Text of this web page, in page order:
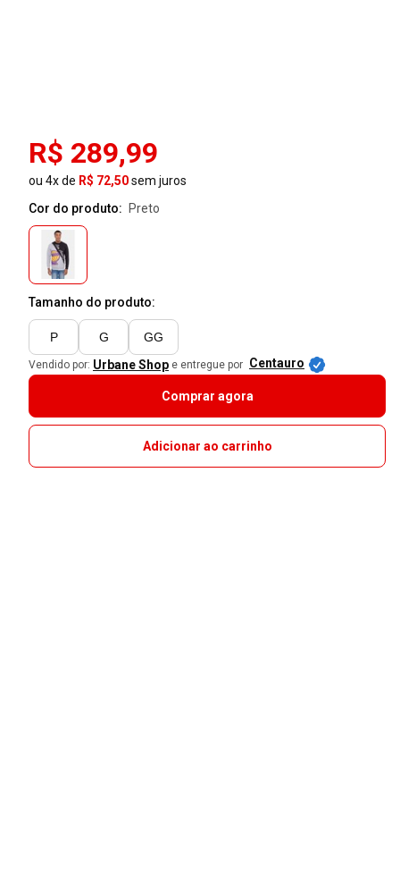
R$ 289,99
ou 4x de R$ 72,50sem juros
Cor do produto:
preto
Tamanho do produto:
P G GG
Vendido por: Urbane Shop e entregue por Centauro
Comprar agora
Adicionar ao carrinho